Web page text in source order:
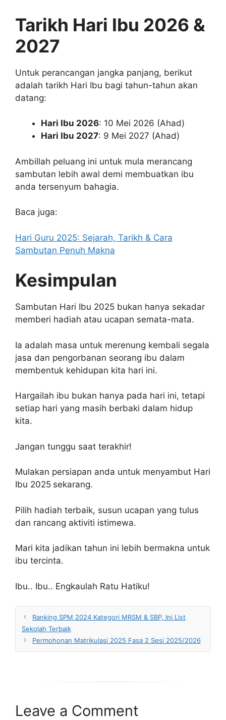
Tarikh Hari Ibu 2026 &
2027
Untuk perancangan jangka panjang, berikut
adalah tarikh Hari Ibu bagi tahun-tahun akan
datang:
Hari Ibu 2026: 10 Mei 2026 (Ahad)
Hari Ibu 2027: 9 Mei 2027 (Ahad)
Ambillah peluang ini untuk mula merancang
sambutan lebih awal demi membuatkan ibu
anda tersenyum bahagia.
Baca juga:
Hari Guru 2025: Sejarah, Tarikh & Cara
Sambutan Penuh Makna
Kesimpulan
Sambutan Hari Ibu 2025 bukan hanya sekadar
memberi hadiah atau ucapan semata-mata.
Ia adalah masa untuk merenung kembali segala
jasa dan pengorbanan seorang ibu dalam
membentuk kehidupan kita hari ini.
Hargailah ibu bukan hanya pada hari ini, tetapi
setiap hari yang masih berbaki dalam hidup
kita.
Jangan tunggu saat terakhir!
Mulakan persiapan anda untuk menyambut Hari
Ibu 2025 sekarang.
Pilih hadiah terbaik, susun ucapan yang tulus
dan rancang aktiviti istimewa.
Mari kita jadikan tahun ini lebih bermakna untuk
ibu tercinta.
Ibu.. Ibu.. Engkaulah Ratu Hatiku!
Ranking SPM 2024 Kategori MRSM & SBP, Ini List
Sekolah Terbaik
Permohonan Matrikulasi 2025 Fasa 2 Sesi 2025/2026
Leave a Comment